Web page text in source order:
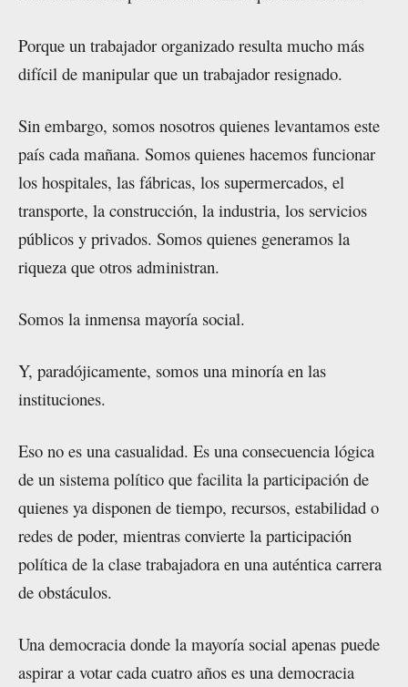
Porque un trabajador organizado resulta mucho más
difícil de manipular que un trabajador resignado.
Sin embargo, somos nosotros quienes levantamos este
país cada mañana. Somos quienes hacemos funcionar
los hospitales, las fábricas, los supermercados, el
transporte, la construcción, la industria, los servicios
públicos y privados. Somos quienes generamos la
riqueza que otros administran.
Somos la inmensa mayoría social.
Y, paradójicamente, somos una minoría en las
instituciones.
Eso no es una casualidad. Es una consecuencia lógica
de un sistema político que facilita la participación de
quienes ya disponen de tiempo, recursos, estabilidad o
redes de poder, mientras convierte la participación
política de la clase trabajadora en una auténtica carrera
de obstáculos.
Una democracia donde la mayoría social apenas puede
aspirar a votar cada cuatro años es una democracia